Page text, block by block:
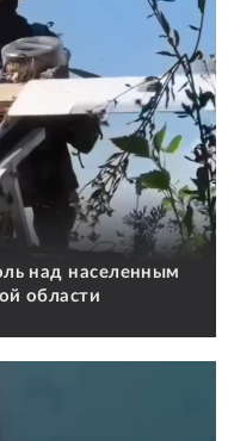
над населенным
области